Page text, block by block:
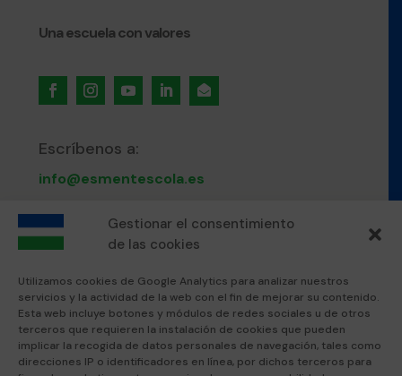
Gestionar el consentimiento
de las cookies
Utilizamos cookies de Google Analytics para analizar nuestros
servicios y la actividad de la web con el fin de mejorar su contenido.
Esta web incluye botones y módulos de redes sociales u de otros
terceros que requieren la instalación de cookies que pueden
implicar la recogida de datos personales de navegación, tales como
direcciones IP o identificadores en línea, por dichos terceros para
Una escuela con valores

Escríbenos a:
info@esmentescola.es
Llámanos al:
871 80 51 12
Visítanos en:
Esment Escola Professional
Esment Inca